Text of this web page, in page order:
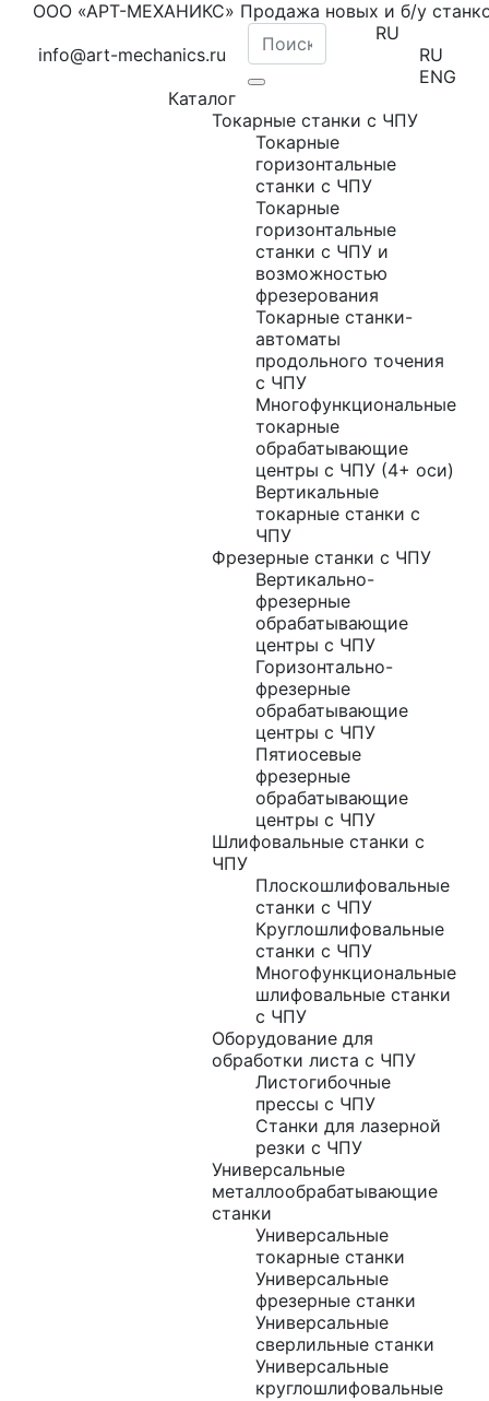
ООО «АРТ-МЕХАНИКС» Продажа новых и б/у
info@art-mechanics.ru
RU
RU
ENG
Каталог
Токарные станки с ЧПУ
Токарные
горизонтальные
станки с ЧПУ
Токарные
горизонтальные
станки с ЧПУ и
возможностью
фрезерования
Токарные станки-
автоматы
продольного точения
с ЧПУ
Многофункциональные
токарные
обрабатывающие
центры с ЧПУ (4+ оси)
Вертикальные
токарные станки с
ЧПУ
Фрезерные станки с ЧПУ
Вертикально-
фрезерные
обрабатывающие
центры с ЧПУ
Горизонтально-
фрезерные
обрабатывающие
центры с ЧПУ
Пятиосевые
фрезерные
обрабатывающие
центры с ЧПУ
Шлифовальные станки с
ЧПУ
Плоскошлифовальные
станки с ЧПУ
Круглошлифовальные
станки с ЧПУ
Многофункциональные
шлифовальные станки
с ЧПУ
Оборудование для
обработки листа с ЧПУ
Листогибочные
прессы с ЧПУ
Станки для лазерной
резки с ЧПУ
Универсальные
металлообрабатывающие
станки
Универсальные
токарные станки
Универсальные
фрезерные станки
Универсальные
сверлильные станки
Универсальные
круглошлифовальные